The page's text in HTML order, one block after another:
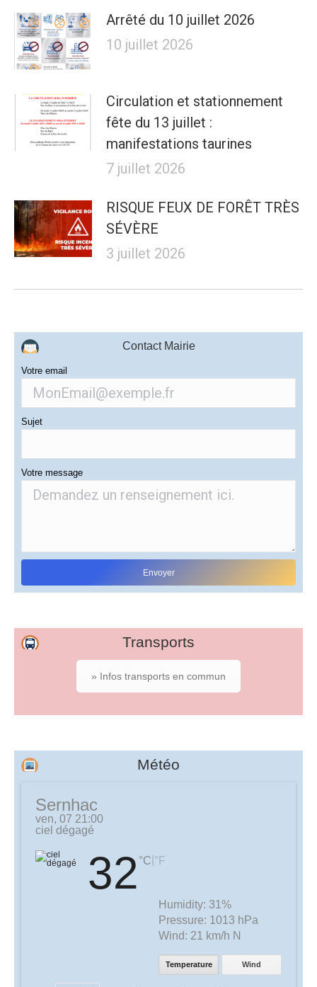
Arrêté du 10 juillet 2026
10 juillet 2026
Circulation et stationnement
fête du 13 juillet :
manifestations taurines
7 juillet 2026
RISQUE FEUX DE FORÊT TRÈS
SÉVÈRE
3 juillet 2026
Contact Mairie
Votre email
Sujet
Votre message
Transports
» Infos transports en commun
Météo
Sernhac
ven, 07 21:00
ciel dégagé
32 °C °F
Humidity: 31%
Pressure: 1013 hPa
Wind: 21 km/h N
Temperature Wind